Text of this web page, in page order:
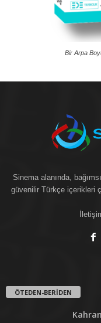
Bir Arpa
Sinema alanında,
güvenilir Türkçe içerikleri
ÖTEDEN-BERİDEN